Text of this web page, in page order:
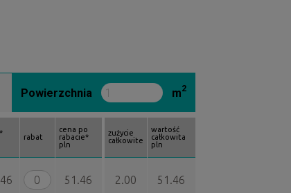
Powierzchnia m2
rabat
cena po
rabacie*
pln
zużycie
całkowite
wartość
całkowita
pln
51.46 2.00 51.46